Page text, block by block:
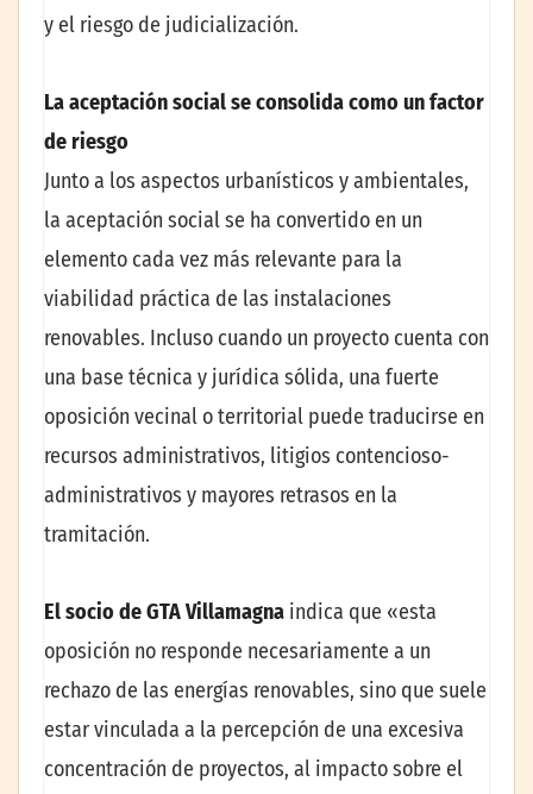
y el riesgo de judicialización.
La aceptación social se consolida como un factor
de riesgo
Junto a los aspectos urbanísticos y ambientales,
la aceptación social se ha convertido en un
elemento cada vez más relevante para la
viabilidad práctica de las instalaciones
renovables. Incluso cuando un proyecto cuenta con
una base técnica y jurídica sólida, una fuerte
oposición vecinal o territorial puede traducirse en
recursos administrativos, litigios contencioso-
administrativos y mayores retrasos en la
tramitación.
El socio de GTA Villamagna indica que «esta
oposición no responde necesariamente a un
rechazo de las energías renovables, sino que suele
estar vinculada a la percepción de una excesiva
concentración de proyectos, al impacto sobre el